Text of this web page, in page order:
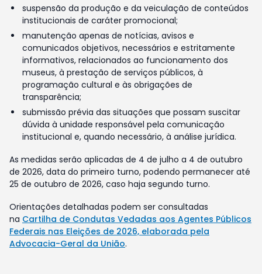
suspensão da produção e da veiculação de conteúdos
institucionais de caráter promocional;
manutenção apenas de notícias, avisos e
comunicados objetivos, necessários e estritamente
informativos, relacionados ao funcionamento dos
museus, à prestação de serviços públicos, à
programação cultural e às obrigações de
transparência;
submissão prévia das situações que possam suscitar
dúvida à unidade responsável pela comunicação
institucional e, quando necessário, à análise jurídica.
As medidas serão aplicadas de 4 de julho a 4 de outubro
de 2026, data do primeiro turno, podendo permanecer até
25 de outubro de 2026, caso haja segundo turno.
Orientações detalhadas podem ser consultadas
na Cartilha de Condutas Vedadas aos Agentes Públicos
Federais nas Eleições de 2026, elaborada pela
Advocacia-Geral da União.